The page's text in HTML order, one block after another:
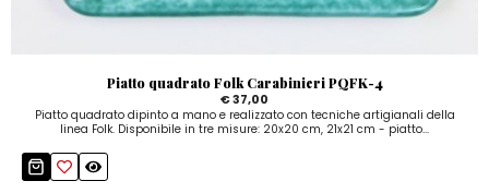
Piatto quadrato Folk Carabinieri PQFK-4
€ 37,00
Piatto quadrato dipinto a mano e realizzato con tecniche artigianali della
linea Folk. Disponibile in tre misure: 20x20 cm, 21x21 cm - piatto...